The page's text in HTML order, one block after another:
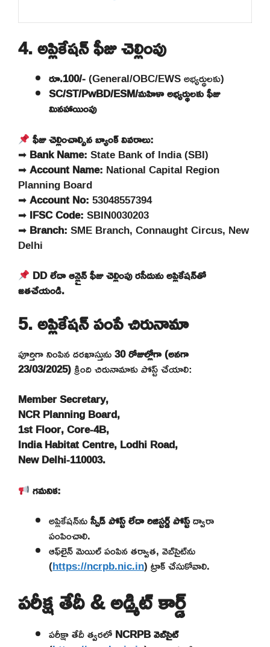
4. అప్లికేషన్ ఫీజు చెల్లింపు
రూ.100/-(General/OBC/EWS అభ్యర్థులకు)
SC/ST/PwBD/ESM/మహిళా అభ్యర్థులకు ఫీజు
మినహాయింపు
ఫీజు చెల్లించాల్సిన బ్యాంక్ వివరాలు:
➡Bank Name:State Bank of India (SBI)
➡Account Name: National Capital Region
Planning Board
➡Account No:53048557394
➡IFSC Code:SBIN0030203
➡Branch:SME Branch, Connaught Circus, New
Delhi
DD లేదా ఆన్లైన్ ఫీజు చెల్లింపు రసీదును అప్లికేషన్‌తో
జతచేయండి.
5. అప్లికేషన్ పంపే చిరునామా
పూర్తిగా నింపిన దరఖాస్తును30 రోజుల్లోగా (అనగా
23/03/2025)క్రింది చిరునామాకు పోస్ట్ చేయాలి:
Member Secretary,
NCR Planning Board,
1st Floor, Core-4B,
India Habitat Centre, Lodhi Road,
New Delhi-110003.
గమనిక:
అప్లికేషన్‌నుస్పీడ్ పోస్ట్ లేదా రిజిస్టర్డ్ పోస్ట్ద్వారా
పంపించాలి.
ఆఫ్‌లైన్ మెయిల్ పంపిన తర్వాత, వెబ్‌సైట్‌ను
(https://ncrpb.nic.in) ట్రాక్ చేసుకోవాలి.
పరీక్ష తేదీ & అడ్మిట్ కార్డ్
పరీక్షా తేదీ త్వరలోNCRPB వెబ్‌సైట్